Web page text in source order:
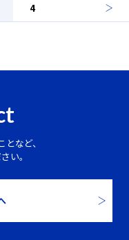
4
など、
い。